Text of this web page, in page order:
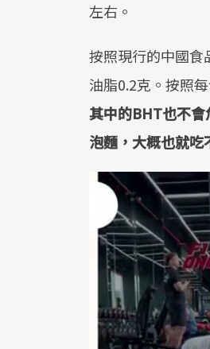
左右。
按照現行的中國食
油脂0.2克。按照
其中的BHT也不會
泡麵，大概也就吃